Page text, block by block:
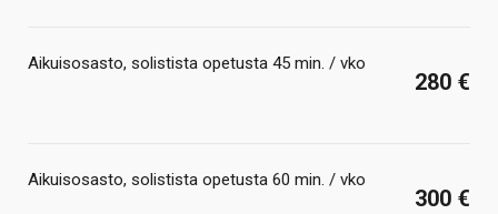
Aikuisosasto, solistista opetusta 45 min. / vko
280 €
Aikuisosasto, solistista opetusta 60 min. / vko
300 €